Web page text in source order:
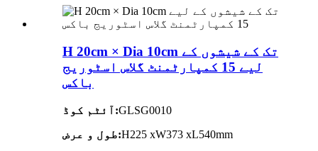
H 20cm × Dia 10cm تک کے شیشوں کے
لیے 15 کمپارٹمنٹ گلاس اسٹوریج
باکس
آئٹم کوڈ:GLSG0010
طول و عرض:H225 xW373 xL540mm